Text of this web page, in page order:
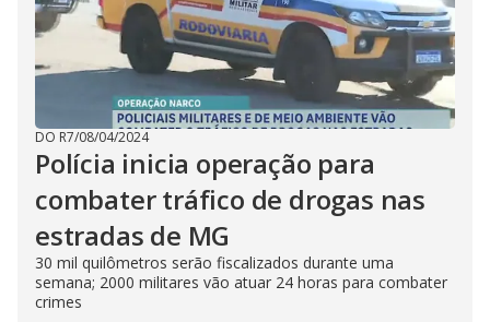
DO R7/08/04/2024
Polícia inicia operação para
combater tráfico de drogas nas
estradas de MG
30 mil quilômetros serão fiscalizados durante uma
semana; 2000 militares vão atuar 24 horas para combater
crimes